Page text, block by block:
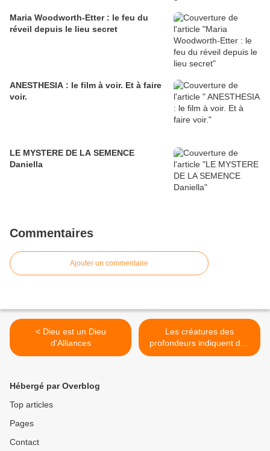
Maria Woodworth-Etter : le feu du
réveil depuis le lieu secret
ANESTHESIA : le film à voir. Et à faire
voir.
LE MYSTERE DE LA SEMENCE
Daniella
Commentaires
Ajouter un commentaire
< Dieu est un Dieu
d'Alliances
Les créatures des
profondeurs indiquent des
changements terrestres
Hébergé par Overblog
Top articles
Pages
Contact